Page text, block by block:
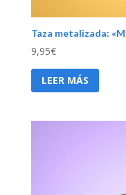
Taza metalizada:
9,95€
LEER MÁS